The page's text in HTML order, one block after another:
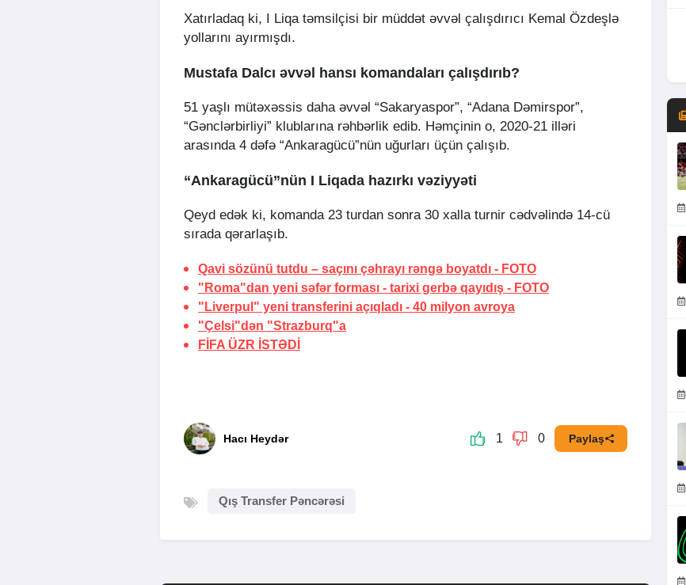
Xatırladaq ki, I Liqa təmsilçisi bir müddət əvvəl çalışdırıcı Kemal Özdeşlə
yollarını ayırmışdı.
Mustafa Dalcı əvvəl hansı komandaları çalışdırıb?
51 yaşlı mütəxəssis daha əvvəl “Sakaryaspor”, “Adana Dəmirspor”,
“Gənclərbirliyi” klublarına rəhbərlik edib. Həmçinin o, 2020-21 illəri
arasında 4 dəfə “Ankaragücü”nün uğurları üçün çalışıb.
“Ankaragücü”nün I Liqada hazırkı vəziyyəti
Qeyd edək ki, komanda 23 turdan sonra 30 xalla turnir cədvəlində 14-cü
sırada qərarlaşıb.
Qavi sözünü tutdu – saçını çəhrayı rəngə boyatdı - FOTO
"Roma"dan yeni səfər forması - tarixi gerbə qayıdış - FOTO
"Liverpul" yeni transferini açıqladı - 40 milyon avroya
"Çelsi"dən "Strazburq"a
FİFA ÜZR İSTƏDİ
Hacı Heydər 1 0 Paylaş
Qış Transfer Pəncərəsi